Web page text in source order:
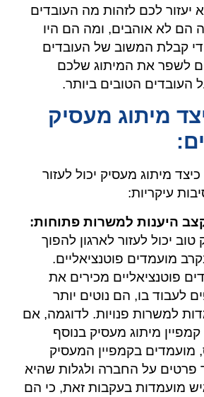
יעזור לכם לזהות מה העובדים
הם לא אוהבים, ומה הם היו
קבלת המשוב של העובדים
לשפר את המיתוג שלכם
העובדים הטובים ביותר.
מיתוג מעסיק
מיתוג מעסיק יכול לעזור
היענות למשרות פתוחות:
טוב יכול לעזור לארגון להפוך
מועמדים פוטנציאליים.
פוטנציאליים מכירים את
לעבוד בו, הם נוטים יותר
למשרות פנויות. לדוגמה, אם
קמפיין מיתוג מעסיק בנוסף
מועמדים בקמפיין המעסיק
פרטים על החברה ולגלות שהיא
מועמדות בעקבות זאת, כי הם